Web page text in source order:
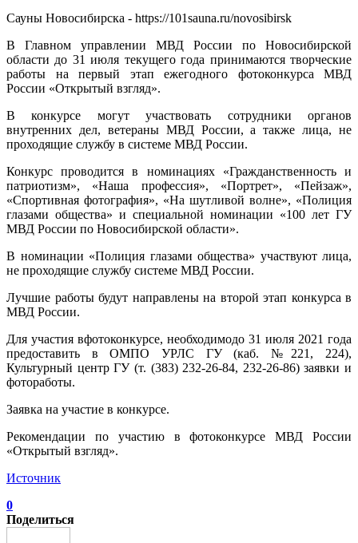
Сауны Новосибирска - https://101sauna.ru/novosibirsk
В Главном управлении МВД России по Новосибирской
области до 31 июля текущего года принимаются творческие
работы на первый этап ежегодного фотоконкурса МВД
России «Открытый взгляд».
В конкурсе могут участвовать сотрудники органов
внутренних дел, ветераны МВД России, а также лица, не
проходящие службу в системе МВД России.
Конкурс проводится в номинациях «Гражданственность и
патриотизм», «Наша профессия», «Портрет», «Пейзаж»,
«Спортивная фотография», «На шутливой волне», «Полиция
глазами общества» и специальной номинации «100 лет ГУ
МВД России по Новосибирской области».
В номинации «Полиция глазами общества» участвуют лица,
не проходящие службу системе МВД России.
Лучшие работы будут направлены на второй этап конкурса в
МВД России.
Для участия вфотоконкурсе, необходимодо 31 июля 2021 года
предоставить в ОМПО УРЛС ГУ (каб. №221, 224),
Культурный центр ГУ (т. (383) 232-26-84, 232-26-86) заявки и
фотоработы.
Заявка на участие в конкурсе.
Рекомендации по участию в фотоконкурсе МВД России
«Открытый взгляд».
Источник
0
Поделиться